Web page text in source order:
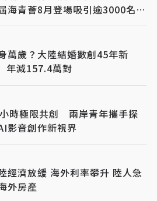
海青薈8月登場吸引逾3000名台
流
萬歲？大陸結婚數創45年新
減157.4萬對
時極限共創 兩岸青年攜手探
影音創作新視界
經濟放緩 海外利率攀升 陸人急
外房產